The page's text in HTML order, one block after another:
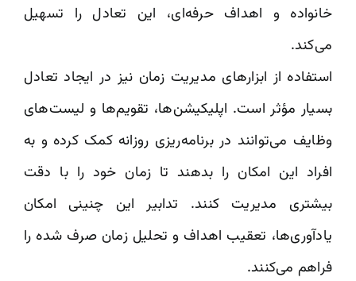
خانواده و اهداف حرفه‌ای، این تعادل را تسهیل
می‌کند.
استفاده از ابزارهای مدیریت زمان نیز در ایجاد تعادل
بسیار مؤثر است. اپلیکیشن‌ها، تقویم‌ها و لیست‌های
وظایف می‌توانند در برنامه‌ریزی روزانه کمک کرده و به
افراد این امکان را بدهند تا زمان خود را با دقت
بیشتری مدیریت کنند. تدابیر این چنینی امکان
یادآوری‌ها، تعقیب اهداف و تحلیل زمان صرف شده را
فراهم می‌کنند.